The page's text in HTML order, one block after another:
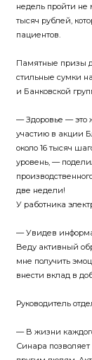
недель пройти не
тысяч рублей,
пациентов.
Памятные призы
стильные сумки
и Банковской
— Здоровье — это
участию в акции
около 16 тысяч
уровень, —
две недели!
У работника
— Увидев
Веду активный
мне получить
внести вклад в
Руководитель
— В жизни
Синара